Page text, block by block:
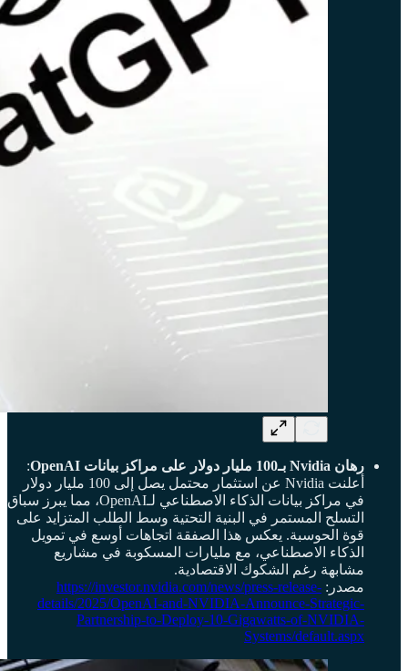
رهان Nvidia بـ100 مليار دولار على مراكز بيانات OpenAI
:
أعلنت Nvidia عن استثمار محتمل يصل إلى 100 مليار دولار
في مراكز بيانات الذكاء الاصطناعي لـOpenAI، مما يبرز سباق
التسلح المستمر في البنية التحتية وسط الطلب المتزايد على
قوة الحوسبة. يعكس هذا الصفقة اتجاهات أوسع في تمويل
الذكاء الاصطناعي، مع مليارات المسكوبة في مشاريع
مشابهة رغم الشكوك الاقتصادية.
مصدر: https://investor.nvidia.com/news/press-release-
details/2025/OpenAI-and-NVIDIA-Announce-Strategic-
Partnership-to-Deploy-10-Gigawatts-of-NVIDIA-
Systems/default.aspx